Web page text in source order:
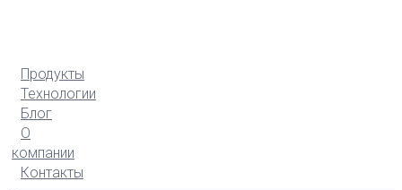
Продукты
Технологии
Блог
О
компании
Контакты